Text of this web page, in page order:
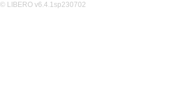
© LIBERO v6.4.1sp230702